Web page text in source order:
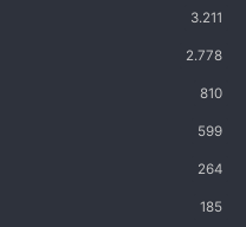
3.211
2.778
810
599
264
185